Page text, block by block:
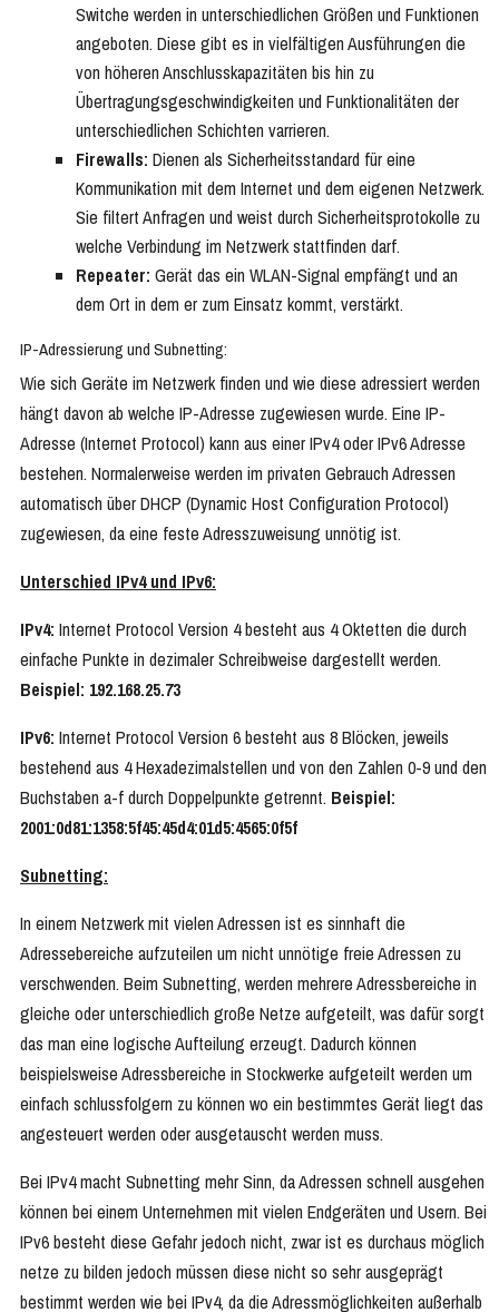
Switche werden in unterschiedlichen Größen und Funktionen
angeboten. Diese gibt es in vielfältigen Ausführungen die
von höheren Anschlusskapazitäten bis hin zu
Übertragungsgeschwindigkeiten und Funktionalitäten der
unterschiedlichen Schichten varrieren.
Firewalls: Dienen als Sicherheitsstandard für eine
Kommunikation mit dem Internet und dem eigenen Netzwerk.
Sie filtert Anfragen und weist durch Sicherheitsprotokolle zu
welche Verbindung im Netzwerk stattfinden darf.
Repeater: Gerät das ein WLAN-Signal empfängt und an
dem Ort in dem er zum Einsatz kommt, verstärkt.
IP-Adressierung und Subnetting:
Wie sich Geräte im Netzwerk finden und wie diese adressiert werden
hängt davon ab welche IP-Adresse zugewiesen wurde. Eine IP-
Adresse (Internet Protocol) kann aus einer IPv4 oder IPv6 Adresse
bestehen. Normalerweise werden im privaten Gebrauch Adressen
automatisch über DHCP (Dynamic Host Configuration Protocol)
zugewiesen, da eine feste Adresszuweisung unnötig ist.
Unterschied IPv4 und IPv6:
IPv4: Internet Protocol Version 4 besteht aus 4 Oktetten die durch
einfache Punkte in dezimaler Schreibweise dargestellt werden.
Beispiel: 192.168.25.73
IPv6: Internet Protocol Version 6 besteht aus 8 Blöcken, jeweils
bestehend aus 4 Hexadezimalstellen und von den Zahlen 0-9 und den
Buchstaben a-f durch Doppelpunkte getrennt. Beispiel:
2001:0d81:1358:5f45:45d4:01d5:4565:0f5f
Subnetting:
In einem Netzwerk mit vielen Adressen ist es sinnhaft die
Adressebereiche aufzuteilen um nicht unnötige freie Adressen zu
verschwenden. Beim Subnetting, werden mehrere Adressbereiche in
gleiche oder unterschiedlich große Netze aufgeteilt, was dafür sorgt
das man eine logische Aufteilung erzeugt. Dadurch können
beispielsweise Adressbereiche in Stockwerke aufgeteilt werden um
einfach schlussfolgern zu können wo ein bestimmtes Gerät liegt das
angesteuert werden oder ausgetauscht werden muss.
Bei IPv4 macht Subnetting mehr Sinn, da Adressen schnell ausgehen
können bei einem Unternehmen mit vielen Endgeräten und Usern. Bei
IPv6 besteht diese Gefahr jedoch nicht, zwar ist es durchaus möglich
netze zu bilden jedoch müssen diese nicht so sehr ausgeprägt
bestimmt werden wie bei IPv4, da die Adressmöglichkeiten außerhalb